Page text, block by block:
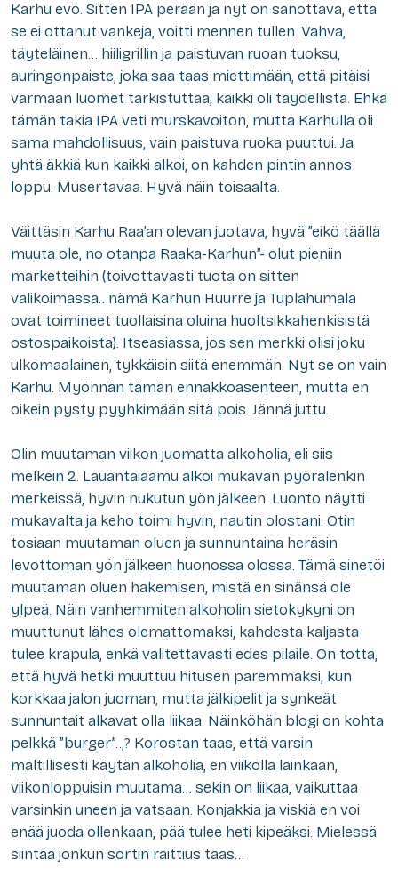
Karhu evö. Sitten IPA perään ja nyt on sanottava, että
se ei ottanut vankeja, voitti mennen tullen. Vahva,
täyteläinen… hiiligrillin ja paistuvan ruoan tuoksu,
auringonpaiste, joka saa taas miettimään, että pitäisi
varmaan luomet tarkistuttaa, kaikki oli täydellistä. Ehkä
tämän takia IPA veti murskavoiton, mutta Karhulla oli
sama mahdollisuus, vain paistuva ruoka puuttui. Ja
yhtä äkkiä kun kaikki alkoi, on kahden pintin annos
loppu. Musertavaa. Hyvä näin toisaalta.
Väittäsin Karhu Raa’an olevan juotava, hyvä ”eikö täällä
muuta ole, no otanpa Raaka-Karhun”- olut pieniin
marketteihin (toivottavasti tuota on sitten
valikoimassa.. nämä Karhun Huurre ja Tuplahumala
ovat toimineet tuollaisina oluina huoltsikkahenkisistä
ostospaikoista). Itseasiassa, jos sen merkki olisi joku
ulkomaalainen, tykkäisin siitä enemmän. Nyt se on vain
Karhu. Myönnän tämän ennakkoasenteen, mutta en
oikein pysty pyyhkimään sitä pois. Jännä juttu.
Olin muutaman viikon juomatta alkoholia, eli siis
melkein 2. Lauantaiaamu alkoi mukavan pyörälenkin
merkeissä, hyvin nukutun yön jälkeen. Luonto näytti
mukavalta ja keho toimi hyvin, nautin olostani. Otin
tosiaan muutaman oluen ja sunnuntaina heräsin
levottoman yön jälkeen huonossa olossa. Tämä sinetöi
muutaman oluen hakemisen, mistä en sinänsä ole
ylpeä. Näin vanhemmiten alkoholin sietokykyni on
muuttunut lähes olemattomaksi, kahdesta kaljasta
tulee krapula, enkä valitettavasti edes pilaile. On totta,
että hyvä hetki muuttuu hitusen paremmaksi, kun
korkkaa jalon juoman, mutta jälkipelit ja synkeät
sunnuntait alkavat olla liikaa. Näinköhän blogi on kohta
pelkkä ”burger”..,? Korostan taas, että varsin
maltillisesti käytän alkoholia, en viikolla lainkaan,
viikonloppuisin muutama… sekin on liikaa, vaikuttaa
varsinkin uneen ja vatsaan. Konjakkia ja viskiä en voi
enää juoda ollenkaan, pää tulee heti kipeäksi. Mielessä
siintää jonkun sortin raittius taas…